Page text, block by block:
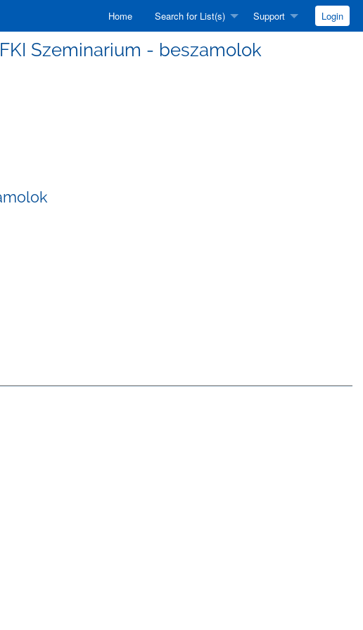
Home Search for List(s) Support Login
Szeminarium - beszamolok